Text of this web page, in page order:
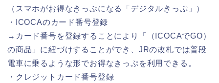
（スマホがお得なきっぷになる「デジタルきっぷ」）
・ICOCAのカード番号登録
→カード番号を登録することにより「（ICOCAでGO）
の商品」に紐づけすることができ、JRの改札では普段
電車に乗るような形でお得なきっぷを利用できる。
・クレジットカード番号登録